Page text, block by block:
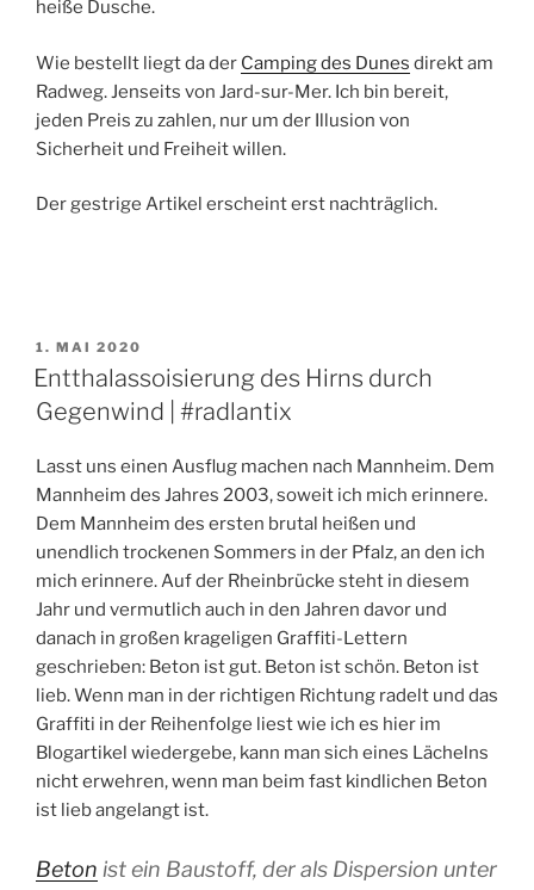
heiße Dusche.
Wie bestellt liegt da der Camping des Dunes direkt am
Radweg. Jenseits von Jard-sur-Mer. Ich bin bereit,
jeden Preis zu zahlen, nur um der Illusion von
Sicherheit und Freiheit willen.
Der gestrige Artikel erscheint erst nachträglich.
VERÖFFENTLICHT
AM
1. MAI 2020
Entthalassoisierung des Hirns durch
Gegenwind | #radlantix
Lasst uns einen Ausflug machen nach Mannheim. Dem
Mannheim des Jahres 2003, soweit ich mich erinnere.
Dem Mannheim des ersten brutal heißen und
unendlich trockenen Sommers in der Pfalz, an den ich
mich erinnere. Auf der Rheinbrücke steht in diesem
Jahr und vermutlich auch in den Jahren davor und
danach in großen krageligen Graffiti-Lettern
geschrieben: Beton ist gut. Beton ist schön. Beton ist
lieb. Wenn man in der richtigen Richtung radelt und das
Graffiti in der Reihenfolge liest wie ich es hier im
Blogartikel wiedergebe, kann man sich eines Lächelns
nicht erwehren, wenn man beim fast kindlichen Beton
ist lieb angelangt ist.
Beton ist ein Baustoff, der als Dispersion unter